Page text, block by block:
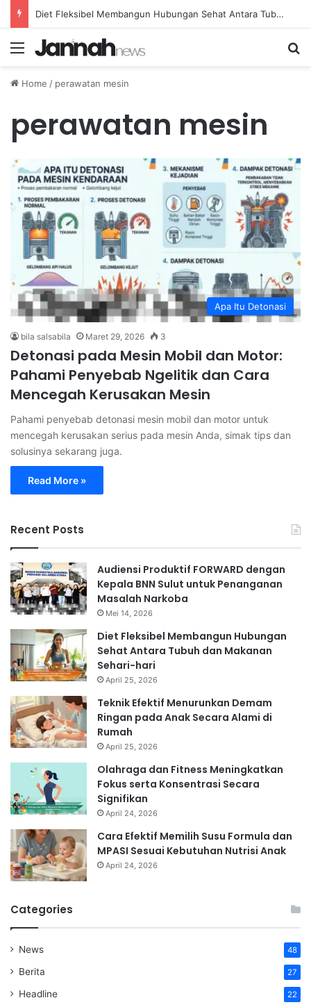
Diet Fleksibel Membangun Hubungan Sehat Antara Tubuh dan Makanan Sehari-hari
Menu
Home / perawatan mesin
perawatan mesin
Apa Itu Detonasi
bila salsabila Maret 29, 2026 3
Detonasi pada Mesin Mobil dan Motor:
Pahami Penyebab Ngelitik dan Cara
Mencegah Kerusakan Mesin
Pahami penyebab detonasi mesin mobil dan motor untuk
mencegah kerusakan serius pada mesin Anda, simak tips dan
solusinya sekarang juga.
Read More »
Recent Posts
Audiensi Produktif FORWARD dengan
Kepala BNN Sulut untuk Penanganan
Masalah Narkoba
Mei 14, 2026
Diet Fleksibel Membangun Hubungan
Sehat Antara Tubuh dan Makanan
Sehari-hari
April 25, 2026
Teknik Efektif Menurunkan Demam
Ringan pada Anak Secara Alami di
Rumah
April 25, 2026
Olahraga dan Fitness Meningkatkan
Fokus serta Konsentrasi Secara
Signifikan
April 24, 2026
Cara Efektif Memilih Susu Formula dan
MPASI Sesuai Kebutuhan Nutrisi Anak
April 24, 2026
Categories
News 48
Berita 27
Headline 22